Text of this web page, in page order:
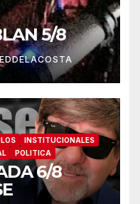
5/8
INSTITUCIONALES
POLITICA
6/8